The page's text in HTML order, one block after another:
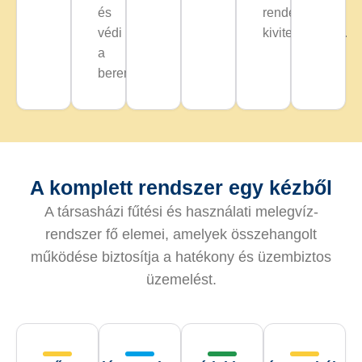
és
védi
a
berendezéseket.
rendezettebb
kivitelezéshez.
A komplett rendszer egy kézből
A társasházi fűtési és használati melegvíz-
rendszer fő elemei, amelyek összehangolt
működése biztosítja a hatékony és üzembiztos
üzemelést.